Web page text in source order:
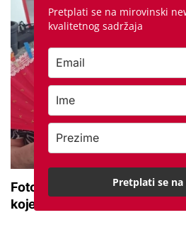
Foto dana: Umirovljenici
koje će ih 'čuvati' od vrućina
Pretplati se na mirovinski
kvalitetnog sadržaja
Pretplati se